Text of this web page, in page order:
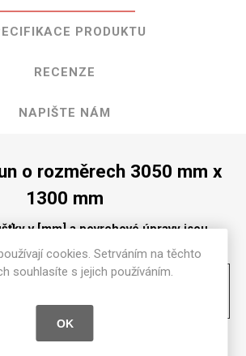
PRODUKTU
RECENZE
NAPIŠTE NÁM
o rozměrech 3050 mm x
1300 mm
v [mm] a povrchové úpravy jsou
uvedeny v tabulce
cookies. Setrváním na těchto
souhlasíte s jejich používáním.
OK